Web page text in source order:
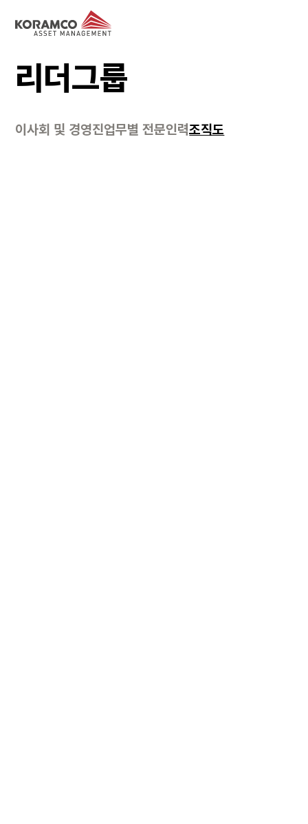
리더그룹
이사회 및 경영진업무별 전문인력조직도